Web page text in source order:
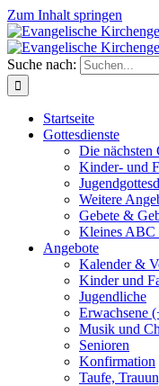
Zum Inhalt springen
Suche nach:
Startseite
Gottesdienste
Die nächsten
Kinder- und
Weitere
Gebete &
Kleines ABC
Angebote
Kalender &
Kinder und
Jugendliche
Erwachsene
Musik und
Senioren
Konfirmation
Taufe,